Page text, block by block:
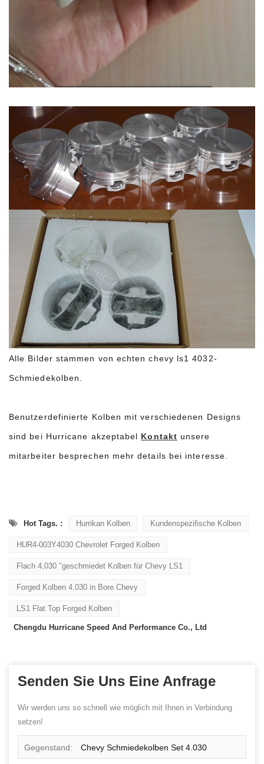
Alle Bilder stammen von echten chevy ls1 4032-
Schmiedekolben.
Benutzerdefinierte Kolben mit verschiedenen Designs
sind bei Hurricane akzeptabel Kontakt unsere
mitarbeiter besprechen mehr details bei interesse.
Hot Tags. : Hurrikan Kolben Kundenspezifische Kolben
HUR4-003Y4030 Chevrolet Forged Kolben
Flach 4,030 "geschmiedet Kolben für Chevy LS1
Forged Kolben 4.030 in Bore Chevy
LS1 Flat Top Forged Kolben
Chengdu Hurricane Speed ​​And Performance Co., Ltd
Senden Sie Uns Eine Anfrage
Wir werden uns so schnell wie möglich mit Ihnen in Verbindung
setzen!
Gegenstand: Chevy Schmiedekolben Set 4.030